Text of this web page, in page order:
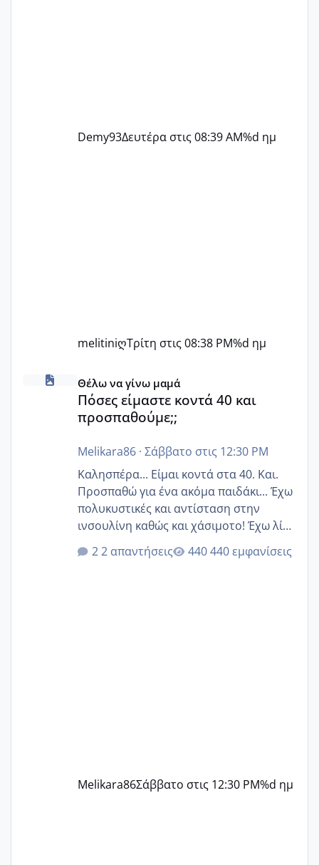
Demy93Δευτέρα στις 08:39 AM%d ημ
melitiniღΤρίτη στις 08:38 PM%d ημ
Πόσες είμαστε κοντά 40 και προσπαθούμε;;
Θέλω να γίνω μαμά
Πόσες είμαστε κοντά 40 και
προσπαθούμε;;
Melikara86· Σάββατο στις 12:30 PM
Καλησπέρα... Είμαι κοντά στα 40. Και.
Προσπαθώ για ένα ακόμα παιδάκι... Έχω
πολυκυστικές και αντίσταση στην
ινσουλίνη καθώς και χάσιμοτο! Έχω λίγα
κιλά παραπάνω και όσο κ αν προσπαθώ
δεν χάνω εύκολα! Προσπαθώ για ακόμη
2 απαντήσεις 440 εμφανίσεις
Melikara86Σάββατο στις 12:30 PM%d ημ